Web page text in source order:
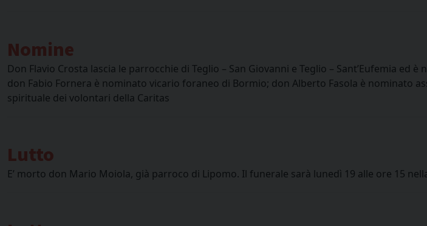
Nomine
Don Flavio Crosta lascia le parrocchie di Teglio – San Giovanni e Teglio – Sant’Eufemia ed
don Fabio Fornera è nominato vicario foraneo di Bormio; don Alberto Fasola è nominato
spirituale dei volontari della Caritas
Lutto
E’ morto don Mario Moiola, già parroco di Lipomo. Il funerale sarà lunedì 19 alle ore 15